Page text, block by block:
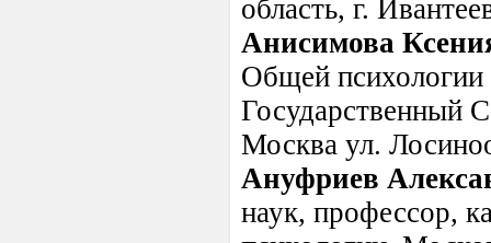
область, г.
Анисимова
Общей психологии
Государственный
Москва ул.
Ануфриев
наук, профессор,